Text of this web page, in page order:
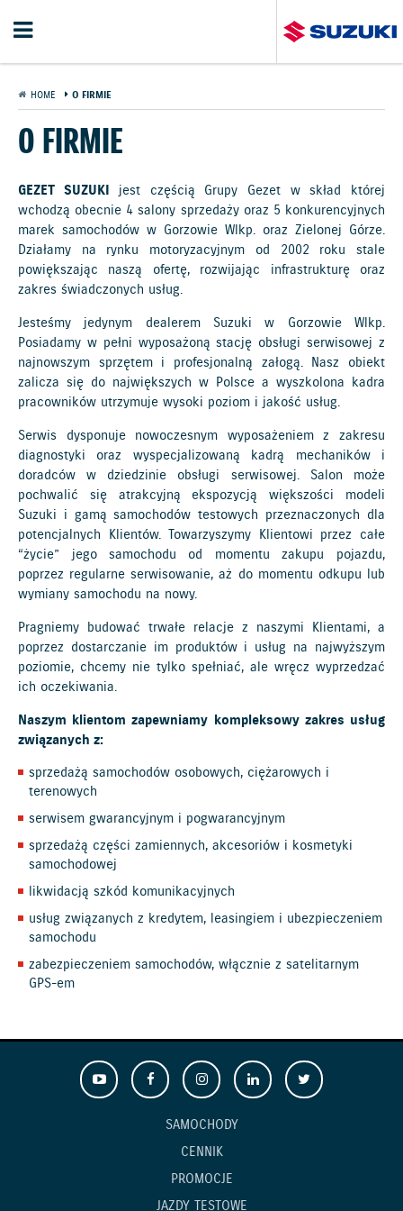
HOME O FIRMIE
O FIRMIE
GEZET SUZUKI jest częścią Grupy Gezet w skład której
wchodzą obecnie 4 salony sprzedaży oraz 5 konkurencyjnych
marek samochodów w Gorzowie Wlkp. oraz Zielonej Górze.
Działamy na rynku motoryzacyjnym od 2002 roku stale
powiększając naszą ofertę, rozwijając infrastrukturę oraz
zakres świadczonych usług.
Jesteśmy jedynym dealerem Suzuki w Gorzowie Wlkp.
Posiadamy w pełni wyposażoną stację obsługi serwisowej z
najnowszym sprzętem i profesjonalną załogą. Nasz obiekt
zalicza się do największych w Polsce a wyszkolona kadra
pracowników utrzymuje wysoki poziom i jakość usług.
Serwis dysponuje nowoczesnym wyposażeniem z zakresu
diagnostyki oraz wyspecjalizowaną kadrą mechaników i
doradców w dziedzinie obsługi serwisowej. Salon może
pochwalić się atrakcyjną ekspozycją większości modeli
Suzuki i gamą samochodów testowych przeznaczonych dla
potencjalnych Klientów. Towarzyszymy Klientowi przez całe
“życie” jego samochodu od momentu zakupu pojazdu,
poprzez regularne serwisowanie, aż do momentu odkupu lub
wymiany samochodu na nowy.
Pragniemy budować trwałe relacje z naszymi Klientami, a
poprzez dostarczanie im produktów i usług na najwyższym
poziomie, chcemy nie tylko spełniać, ale wręcz wyprzedzać
ich oczekiwania.
Naszym klientom zapewniamy kompleksowy zakres usług
związanych z:
sprzedażą samochodów osobowych, ciężarowych i
terenowych
serwisem gwarancyjnym i pogwarancyjnym
sprzedażą części zamiennych, akcesoriów i kosmetyki
samochodowej
likwidacją szkód komunikacyjnych
usług związanych z kredytem, leasingiem i ubezpieczeniem
samochodu
zabezpieczeniem samochodów, włącznie z satelitarnym
GPS-em
SAMOCHODY
CENNIK
PROMOCJE
JAZDY TESTOWE